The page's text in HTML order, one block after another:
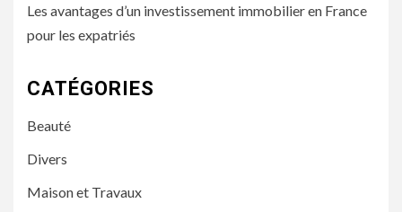
Les avantages d’un investissement immobilier en France
pour les expatriés
CATÉGORIES
Beauté
Divers
Maison et Travaux